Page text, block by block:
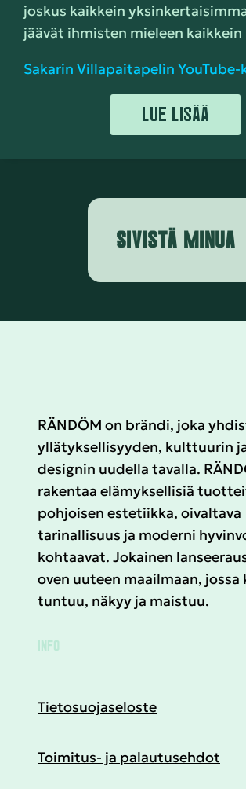
joskus kaikkein
jäävät ihmisten mieleen
Sakarin Villapaitapelin YouTube-
LUE LISÄÄ
SIVISTÄ MINUA
RÄNDÖM on brändi, joka
yllätyksellisyyden, kulttuurin
designin uudella tavalla.
rakentaa elämyksellisiä
pohjoisen estetiikka, oivaltava
tarinallisuus ja moderni
kohtaavat. Jokainen
oven uuteen maailmaan,
tuntuu, näkyy ja maistuu.
INFO
Tietosuojaseloste
Toimitus- ja palautusehdot